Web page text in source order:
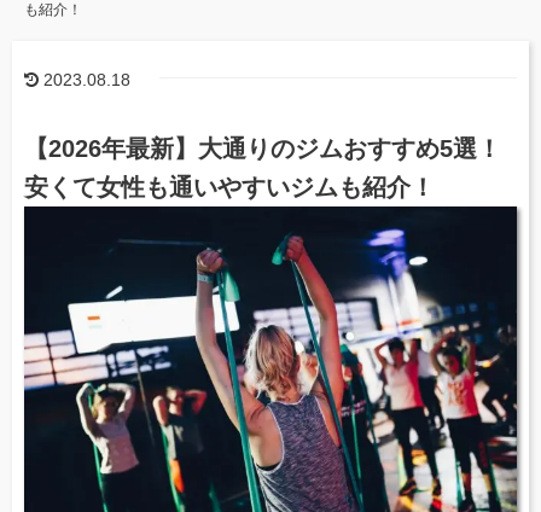
も紹介！
2023.08.18
【2026年最新】大通りのジムおすすめ5選！
安くて女性も通いやすいジムも紹介！